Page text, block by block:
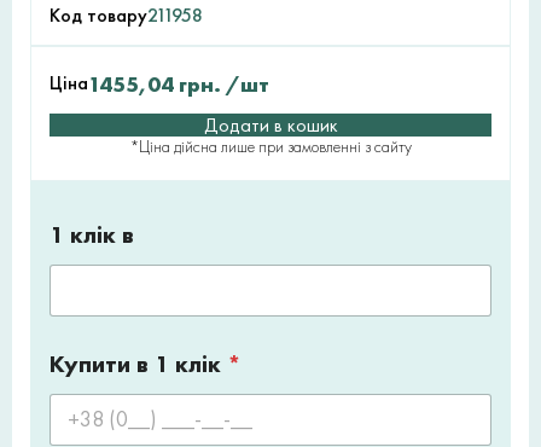
Код товару211958
Ціна1455,04 грн. /шт
Додати в кошик
*Ціна дійсна лише при замовленні з сайту
1 клік в
Купити в 1 клік *